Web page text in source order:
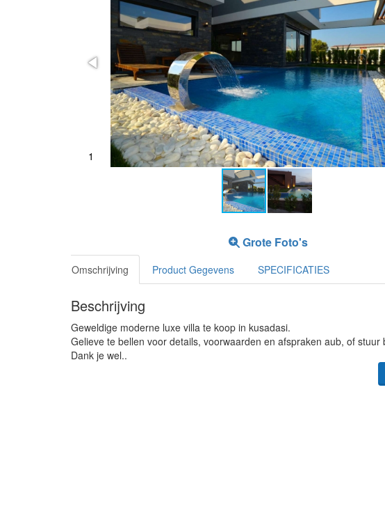
2
Grote Foto's
Omschrijving Product Gegevens SPECIFICATIES
Beschrijving
Geweldige moderne luxe villa te koop in kusadasi.
Gelieve te bellen voor details, voorwaarden en afspraken aub, of stuur
Dank je wel..